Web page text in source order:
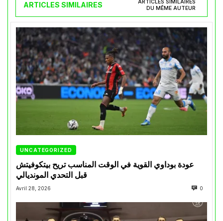
ARTICLES SIMILAIRES
ARTICLES SIMILAIRES
DU MÊME AUTEUR
UNCATEGORIZED
عودة بوداوي القوية في الوقت المناسب تريح بيتكوفيتش
قبل التحدي المونديالي
Avril 28, 2026 0